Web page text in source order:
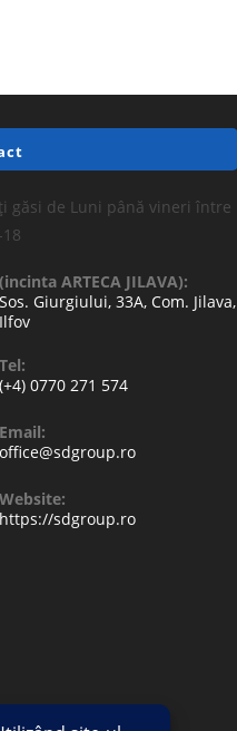
găsi de Luni până vineri între
(incinta ARTECA JILAVA):
Sos. Giurgiului, 33A, Com. Jilava,
Ilfov
Tel:
(+4) 0770 271 574
Email:
office@sdgroup.ro
Website:
https://sdgroup.ro